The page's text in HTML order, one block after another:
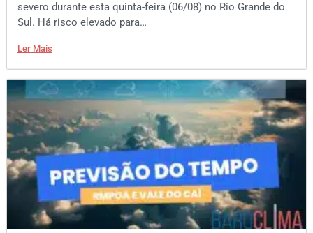
severo durante esta quinta-feira (06/08) no Rio Grande do
Sul. Há risco elevado para…
Ler Mais